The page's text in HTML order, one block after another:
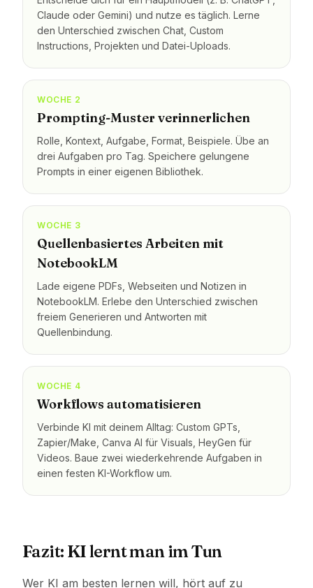
Claude oder Gemini) und nutze es täglich. Lerne
den Unterschied zwischen Chat, Custom
Instructions, Projekten und Datei-Uploads.
WOCHE 2
Prompting-Muster verinnerlichen
Rolle, Kontext, Aufgabe, Format, Beispiele. Übe an
drei Aufgaben pro Tag. Speichere gelungene
Prompts in einer eigenen Bibliothek.
WOCHE 3
Quellenbasiertes Arbeiten mit
NotebookLM
Lade eigene PDFs, Webseiten und Notizen in
NotebookLM. Erlebe den Unterschied zwischen
freiem Generieren und Antworten mit
Quellenbindung.
WOCHE 4
Workflows automatisieren
Verbinde KI mit deinem Alltag: Custom GPTs,
Zapier/Make, Canva AI für Visuals, HeyGen für
Videos. Baue zwei wiederkehrende Aufgaben in
einen festen KI-Workflow um.
Fazit: KI lernt man im Tun
Wer KI am besten lernen will, hört auf zu